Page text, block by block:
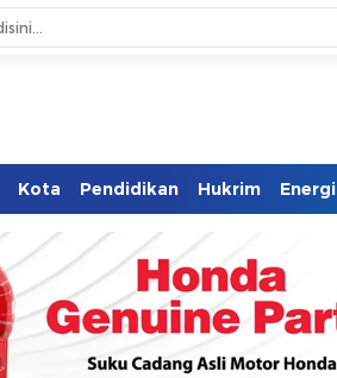
Kota Pendidikan Hukrim Energi